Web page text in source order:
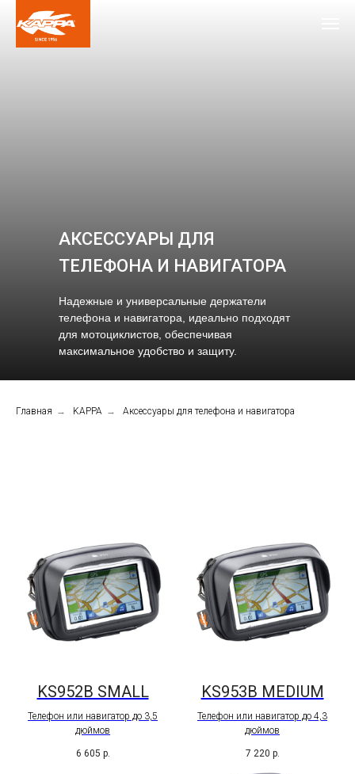
АКСЕССУАРЫ ДЛЯ
ТЕЛЕФОНА И НАВИГАТОРА
Надежные и универсальные держатели
телефона и навигатора, идеально подходят
для мотоциклистов, обеспечивая
максимальное удобство и защиту.
Главная → KAPPA → Аксессуары для телефона и навигатора
KS952B SMALL
Телефон или навигатор до 3,5
дюймов
6 605 р.
KS953B MEDIUM
Телефон или навигатор до 4,3
дюймов
7 220 р.